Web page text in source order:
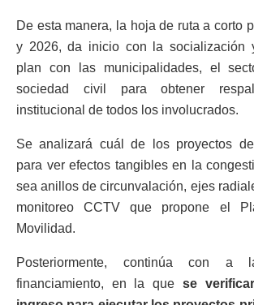
De esta manera, la hoja de ruta a corto
y 2026, da inicio con la socialización
plan con las municipalidades, el
sociedad civil para obtener
institucional de todos los involucrados.
Se analizará cuál de los proyectos
para ver efectos tangibles en la
sea anillos de circunvalación, ejes
monitoreo CCTV que propone el
Movilidad.
Posteriormente, continúa con a
financiamiento, en la que se